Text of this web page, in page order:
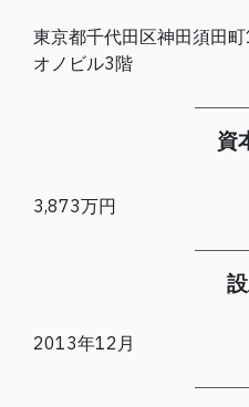
東京都千代田区神田須田
オノビル3階
資
3,873万円
2013年12月